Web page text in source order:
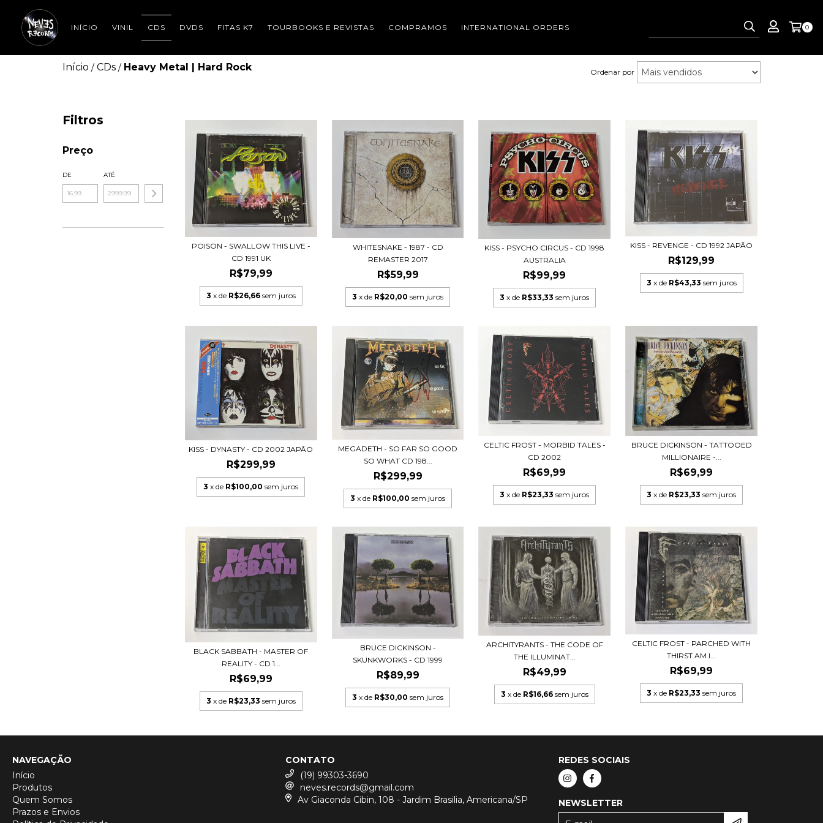
INÍCIO VINIL CDS DVDS FITAS K7 TOURBOOKS E REVISTAS COMPRAMOS INTERNATIONAL ORDERS 0
Início / CDs / Heavy Metal | Hard Rock Ordenar por
Filtros
Preço
DE ATÉ
POISON - SWALLOW THIS LIVE -
CD 1991 UK
R$79,99
3 x de R$26,66 sem juros
WHITESNAKE - 1987 - CD
REMASTER 2017
R$59,99
3 x de R$20,00 sem juros
KISS - PSYCHO CIRCUS - CD 1998
AUSTRALIA
R$99,99
3 x de R$33,33 sem juros
KISS - REVENGE - CD 1992 JAPÃO
R$129,99
3 x de R$43,33 sem juros
KISS - DYNASTY - CD 2002 JAPÃO
R$299,99
3 x de R$100,00 sem juros
MEGADETH - SO FAR SO GOOD
SO WHAT CD 198...
R$299,99
3 x de R$100,00 sem juros
CELTIC FROST - MORBID TALES -
CD 2002
R$69,99
3 x de R$23,33 sem juros
BRUCE DICKINSON - TATTOOED
MILLIONAIRE -...
R$69,99
3 x de R$23,33 sem juros
BLACK SABBATH - MASTER OF
REALITY - CD 1...
R$69,99
3 x de R$23,33 sem juros
BRUCE DICKINSON -
SKUNKWORKS - CD 1999
R$89,99
3 x de R$30,00 sem juros
ARCHITYRANTS - THE CODE OF
THE ILLUMINAT...
R$49,99
3 x de R$16,66 sem juros
CELTIC FROST - PARCHED WITH
THIRST AM I...
R$69,99
3 x de R$23,33 sem juros
NAVEGAÇÃO
Início
Produtos
Quem Somos
Prazos e Envios
CONTATO
(19) 99303-3690
neves.records@gmail.com
Av Giaconda Cibin, 108 - Jardim Brasilia, Americana/SP
REDES SOCIAIS
NEWSLETTER